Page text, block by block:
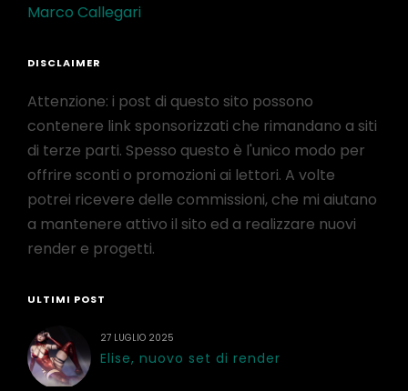
Marco Callegari
DISCLAIMER
Attenzione: i post di questo sito possono
contenere link sponsorizzati che rimandano a siti
di terze parti. Spesso questo è l'unico modo per
offrire sconti o promozioni ai lettori. A volte
potrei ricevere delle commissioni, che mi aiutano
a mantenere attivo il sito ed a realizzare nuovi
render e progetti.
ULTIMI POST
27 LUGLIO 2025
Elise, nuovo set di render